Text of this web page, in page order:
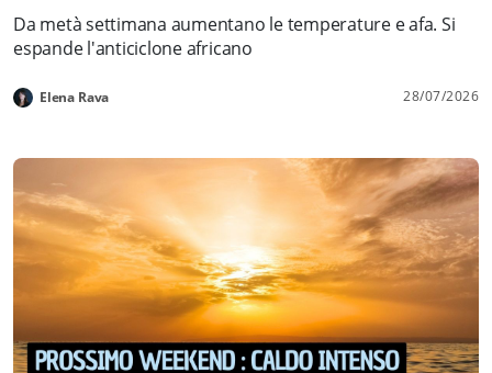
Da metà settimana aumentano le temperature e afa. Si
espande l'anticiclone africano
Elena Rava 28/07/2026